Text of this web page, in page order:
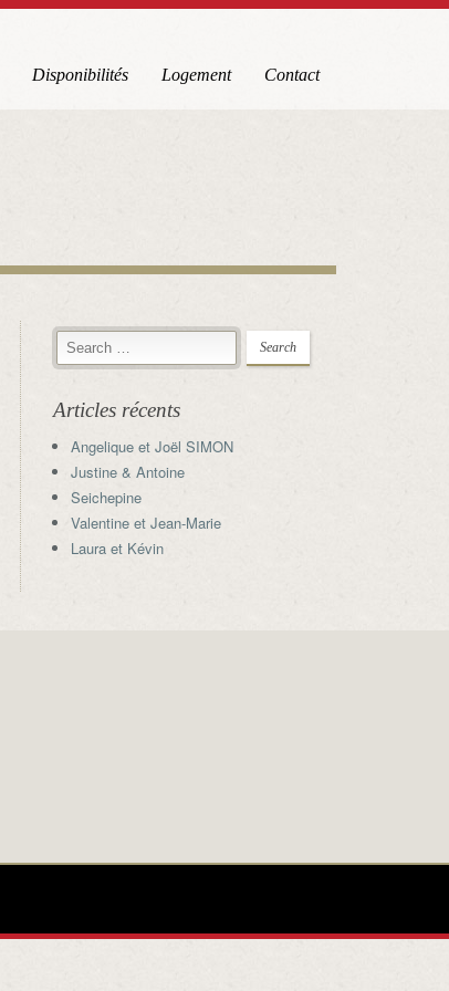
Disponibilités Logement Contact
Articles récents
Angelique et Joël SIMON
Justine & Antoine
Seichepine
Valentine et Jean-Marie
Laura et Kévin